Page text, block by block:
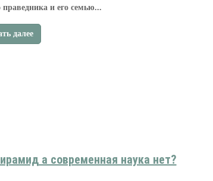
праведника и его семью...
далее
а современная наука нет?